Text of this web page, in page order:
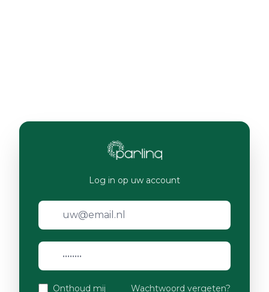
Log in op uw account
Onthoud mij Wachtwoord vergeten?